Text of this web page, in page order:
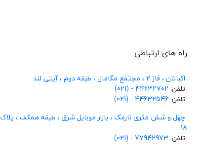
راه های ارتباطی
اکباتان ، فاز 2 ، مجتمع مگامال ، طبقه دوم ، آیتی لند
تلفن: 44632702 - (021)
تلفن:44632546 - (021)
چهل و شش متری نارمک ، بازار موبایل شرق ، طبقه همکف ، پلاک
18
تلفن: 77942973 - (021)